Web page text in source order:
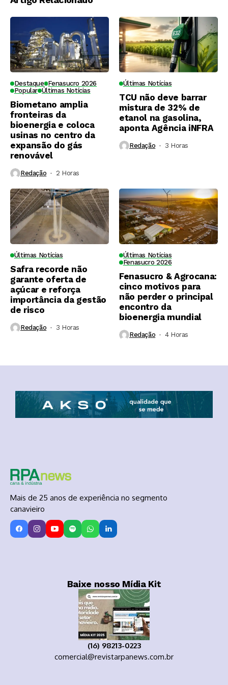
Destaque Fenasucro 2026
Popular Últimas Notícias
Biometano amplia
fronteiras da
bioenergia e coloca
usinas no centro da
expansão do gás
renovável
Redação 2 Horas ⁮
Últimas Notícias
TCU não deve barrar
mistura de 32% de
etanol na gasolina,
aponta Agência iNFRA
Redação 3 Horas ⁮
Últimas Notícias
Safra recorde não
garante oferta de
açúcar e reforça
importância da gestão
de risco
Redação 3 Horas ⁮
Últimas Notícias
Fenasucro 2026
Fenasucro & Agrocana:
cinco motivos para
não perder o principal
encontro da
bioenergia mundial
Redação 4 Horas ⁮
Mais de 25 anos de experiência no segmento
canavieiro
Baixe nosso Mídia Kit
(16) 98213-0223
comercial@revistarpanews.com.br